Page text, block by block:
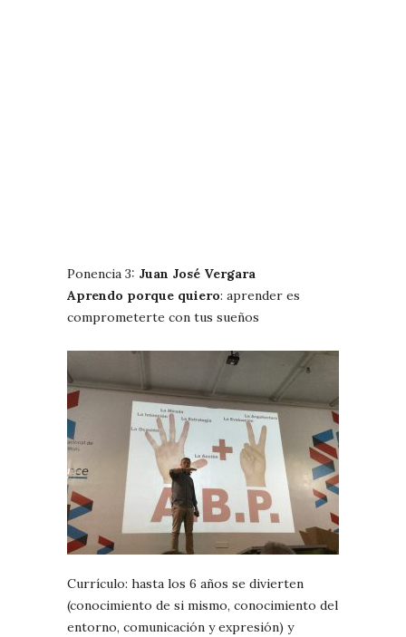
Ponencia 3: Juan José Vergara
Aprendo porque quiero: aprender es
comprometerte con tus sueños
Currículo: hasta los 6 años se divierten
(conocimiento de si mismo, conocimiento del
entorno, comunicación y expresión) y